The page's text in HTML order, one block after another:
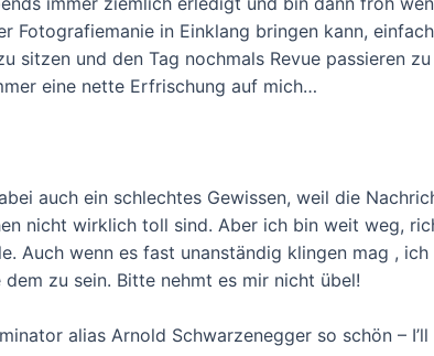
Fotografiemanie in Einklang bringen kann,
sitzen und den Tag nochmals Revue passieren zu
eine nette Erfrischung auf mich…
auch ein schlechtes Gewissen, weil die
nicht wirklich toll sind. Aber ich bin weit weg,
Auch wenn es fast unanständig klingen mag ,
zu sein. Bitte nehmt es mir nicht übel!
alias Arnold Schwarzenegger so schön –